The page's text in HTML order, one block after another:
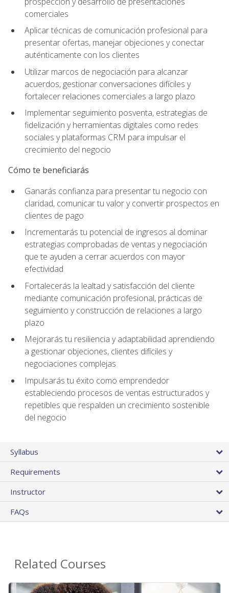
comerciales
Aplicar técnicas de comunicación profesional para
presentar ofertas, manejar objeciones y conectar
auténticamente con los clientes
Utilizar marcos de negociación para alcanzar
acuerdos, gestionar conversaciones difíciles y
fortalecer relaciones comerciales a largo plazo
Implementar seguimiento posventa, estrategias de
fidelización y herramientas digitales como redes
sociales y plataformas CRM para impulsar el
crecimiento del negocio
Cómo te beneficiarás
Ganarás confianza para presentar tu negocio con
claridad, comunicar tu valor y convertir prospectos en
clientes de pago
Incrementarás tu potencial de ingresos al dominar
estrategias comprobadas de ventas y negociación
que te ayuden a cerrar acuerdos con mayor
efectividad
Fortalecerás la lealtad y satisfacción del cliente
mediante comunicación profesional, prácticas de
seguimiento y construcción de relaciones a largo
plazo
Mejorarás tu resiliencia y adaptabilidad aprendiendo
a gestionar objeciones, clientes difíciles y
negociaciones complejas
Impulsarás tu éxito como emprendedor
estableciendo procesos de ventas estructurados y
repetibles que respalden un crecimiento sostenible
del negocio
Syllabus
Requirements
Instructor
FAQs
Related Courses